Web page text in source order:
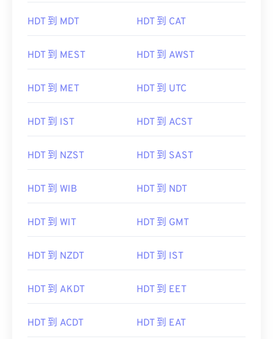
HDT 到 MDT HDT 到 CAT
HDT 到 MEST HDT 到 AWST
HDT 到 MET HDT 到 UTC
HDT 到 IST HDT 到 ACST
HDT 到 NZST HDT 到 SAST
HDT 到 WIB HDT 到 NDT
HDT 到 WIT HDT 到 GMT
HDT 到 NZDT HDT 到 IST
HDT 到 AKDT HDT 到 EET
HDT 到 ACDT HDT 到 EAT